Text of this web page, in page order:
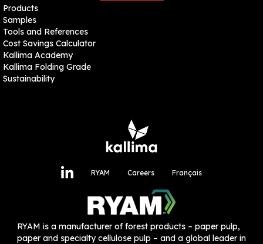
Products
Samples
Tools and References
Cost Savings Calculator
Kallima Academy
Kallima Folding Grade
Sustainability
RYAM Careers Français
RYAM is a manufacturer of forest products – paper pulp,
paper and specialty cellulose pulp – and a global leader in